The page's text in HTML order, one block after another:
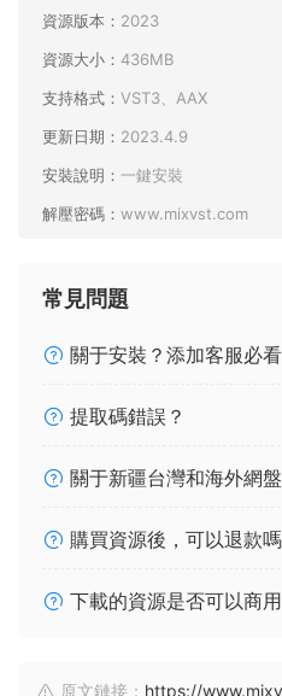
資源版本： 2023
資源大小： 436MB
支持格式： VST3、AAX
更新日期： 2023.4.9
安裝說明： 一鍵安裝
解壓密碼： www.mixvst.com
常見問題
關于安裝？添加客服必看
提取碼錯誤？
關于新疆台灣和海外網
購買資源後，可以退款嗎
下載的資源是否可以商用
原文鏈接： https://